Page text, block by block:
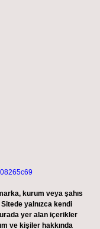
kurum veya şahıs
yalnızca kendi
yer alan içerikler
ve kişiler hakkında